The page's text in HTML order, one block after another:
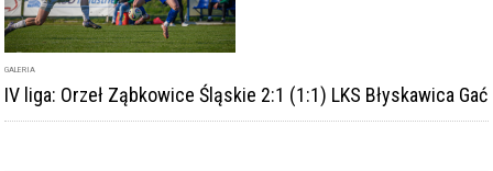
GALERIA
IV liga: Orzeł Ząbkowice Śląskie 2:1 (1:1) LKS Błyskawica Gać